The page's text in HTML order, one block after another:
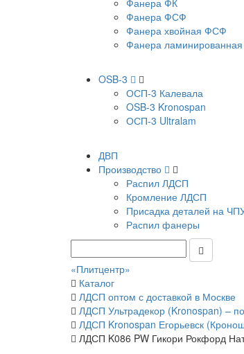
Фанера ФК
Фанера ФСФ
Фанера хвойная ФСФ
Фанера ламинированная
OSB-3
ОСП-3 Калевала
OSB-3 Kronospan
ОСП-3 Ultralam
ДВП
Производство
Распил ЛДСП
Кромление ЛДСП
Присадка деталей на
Распил фанеры
«Плитцентр»
Каталог
ЛДСП оптом с доставкой в Москве
ЛДСП Ультрадекор (Kronospan) –
ЛДСП Kronospan Егорьевск
ЛДСП K086 PW Гикори Рокфорд